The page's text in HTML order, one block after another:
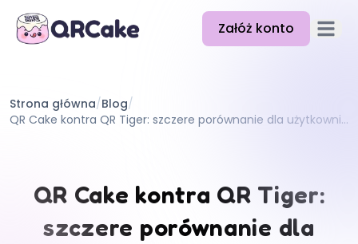
Załóż konto
Cennik
Dokumentacja
Pomoc
Strona główna/Blog/
QR Cake kontra QR Tiger: szczere porównanie dla użytkowników dynamicznych kodów QR
QR Cake kontra QR Tiger:
szczere porównanie dla